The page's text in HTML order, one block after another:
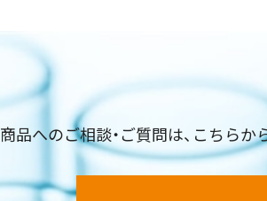
商品へのご相談・ご質問は、こちら